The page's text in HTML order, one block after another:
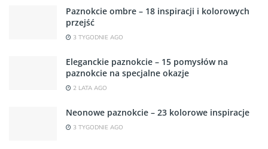
Paznokcie ombre – 18 inspiracji i kolorowych
przejść
3 TYGODNIE AGO
Eleganckie paznokcie – 15 pomysłów na
paznokcie na specjalne okazje
2 LATA AGO
Neonowe paznokcie – 23 kolorowe inspiracje
3 TYGODNIE AGO